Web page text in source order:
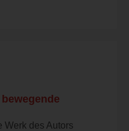
Werk des Autors